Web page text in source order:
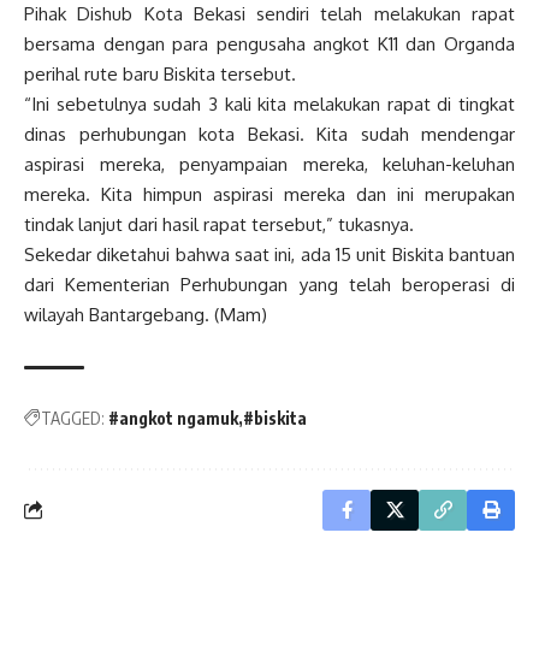
Pihak Dishub Kota Bekasi sendiri telah melakukan rapat
bersama dengan para pengusaha angkot K11 dan Organda
perihal rute baru Biskita tersebut.
“Ini sebetulnya sudah 3 kali kita melakukan rapat di tingkat
dinas perhubungan kota Bekasi. Kita sudah mendengar
aspirasi mereka, penyampaian mereka, keluhan-keluhan
mereka. Kita himpun aspirasi mereka dan ini merupakan
tindak lanjut dari hasil rapat tersebut,” tukasnya.
Sekedar diketahui bahwa saat ini, ada 15 unit Biskita bantuan
dari Kementerian Perhubungan yang telah beroperasi di
wilayah Bantargebang. (Mam)
TAGGED: #angkot ngamuk #biskita